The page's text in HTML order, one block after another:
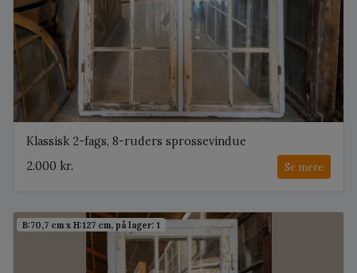
Klassisk 2-fags, 8-ruders sprossevindue
2.000 kr.
Se mere
B:70,7 cm x H:127 cm, på lager: 1